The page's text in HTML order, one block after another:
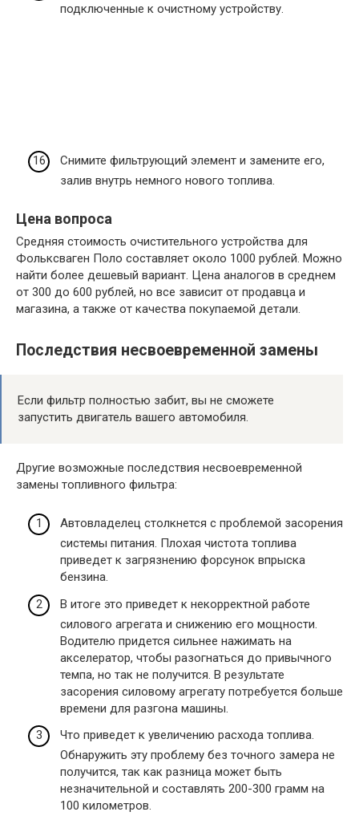
подключенные к очистному устройству.
Снимите фильтрующий элемент и замените его,
залив внутрь немного нового топлива.
Цена вопроса
Средняя стоимость очистительного устройства для
Фольксваген Поло составляет около 1000 рублей. Можно
найти более дешевый вариант. Цена аналогов в среднем
от 300 до 600 рублей, но все зависит от продавца и
магазина, а также от качества покупаемой детали.
Последствия несвоевременной замены
Если фильтр полностью забит, вы не сможете
запустить двигатель вашего автомобиля.
Другие возможные последствия несвоевременной
замены топливного фильтра:
Автовладелец столкнется с проблемой засорения
системы питания. Плохая чистота топлива
приведет к загрязнению форсунок впрыска
бензина.
В итоге это приведет к некорректной работе
силового агрегата и снижению его мощности.
Водителю придется сильнее нажимать на
акселератор, чтобы разогнаться до привычного
темпа, но так не получится. В результате
засорения силовому агрегату потребуется больше
времени для разгона машины.
Что приведет к увеличению расхода топлива.
Обнаружить эту проблему без точного замера не
получится, так как разница может быть
незначительной и составлять 200-300 грамм на
100 километров.